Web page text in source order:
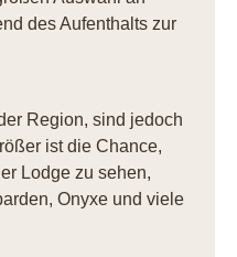
des Aufenthalts zur
Region, sind jedoch
ist die Chance,
Lodge zu sehen,
Onyxe und viele